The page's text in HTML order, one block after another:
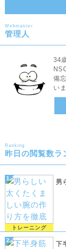
Webmaster
管理人
34
備
い
Ranking
昨日の閲覧数ラ
トレーニング
男
下